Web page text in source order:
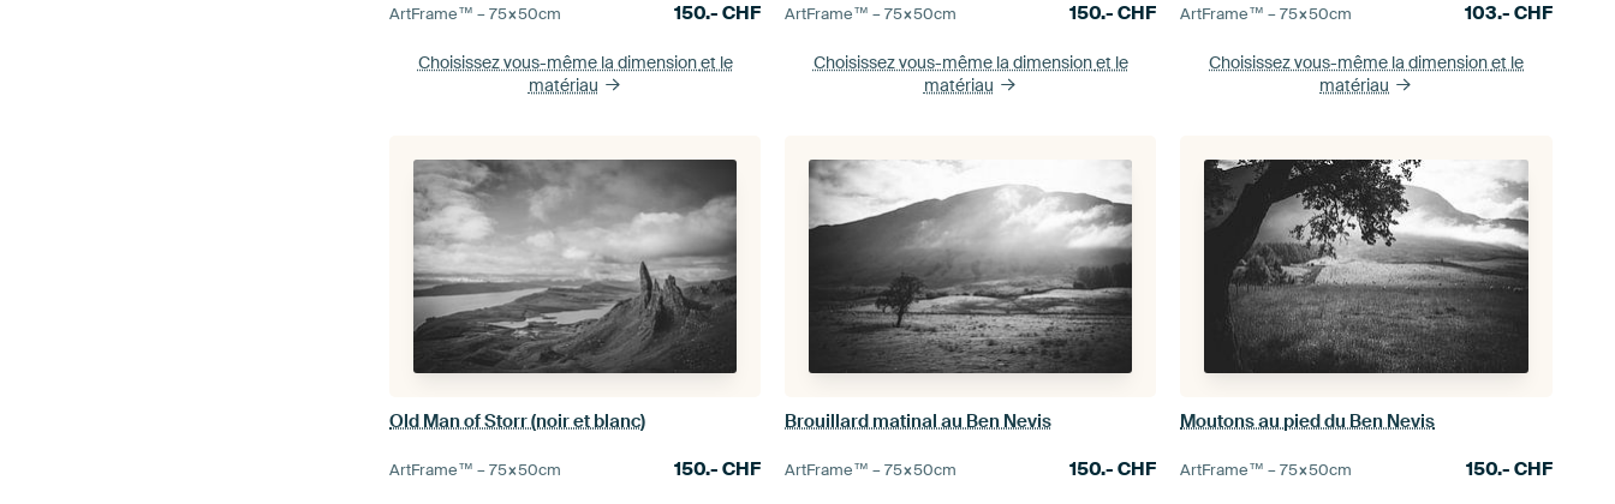
ArtFrame™ –75×50cm 150.-CHF
Choisissez vous-même la dimensionet le
matériau
ArtFrame™ –75×50cm 150.-CHF
Choisissez vous-même la dimensionet le
matériau
ArtFrame™ –75×50cm 103.- CHF
Choisissez vous-même la dimensionet le
matériau
Old Man of Storr (noir et blanc)
ArtFrame™ –75×50cm 150.-CHF
Brouillard matinal au Ben Nevis
ArtFrame™ –75×50cm 150.-CHF
Moutons au pied du Ben Nevis
ArtFrame™ –75×50cm 150.- CHF